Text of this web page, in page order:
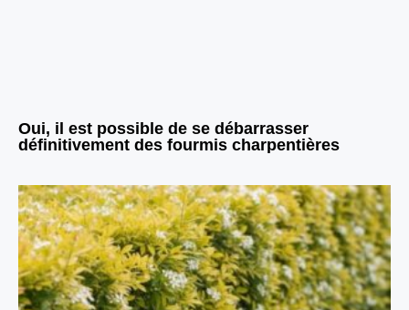
Oui, il est possible de se débarrasser
définitivement des fourmis charpentières